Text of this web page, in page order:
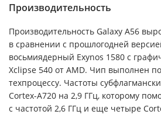
Производительность
Производительность Galaxy A56
в сравнении с прошлогодней
восьмиядерный Exynos 1580 с
Xclipse 540 от AMD. Чип выполнен
техпроцессу. Частоты
Cortex-A720 на 2,9 ГГц, которому
с частотой 2,6 ГГц и еще четыре